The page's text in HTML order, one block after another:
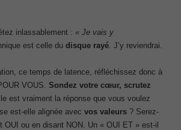
inlassablement : « Je vais y
est celle du disque rayé . J’y reviendrai.
ce temps de latence, réfléchissez donc à
VOUS. Sondez votre cœur, scrutez
est vraiment la réponse que vous voulez
est-elle alignée avec vos valeurs ? Serez-
OUI ou en disant NON. Un « OUI ET » est-il